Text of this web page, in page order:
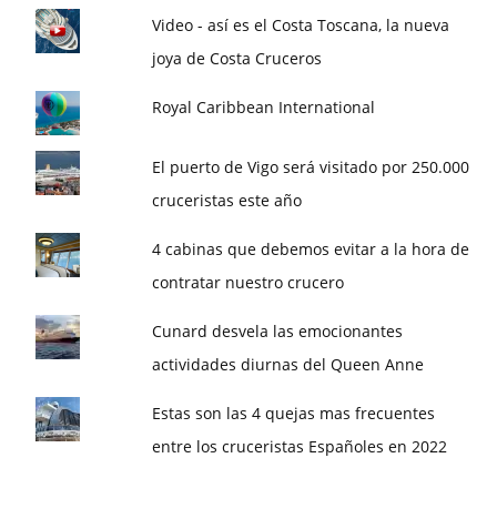
Video - así es el Costa Toscana, la nueva
joya de Costa Cruceros
Royal Caribbean International
El puerto de Vigo será visitado por 250.000
cruceristas este año
4 cabinas que debemos evitar a la hora de
contratar nuestro crucero
Cunard desvela las emocionantes
actividades diurnas del Queen Anne
Estas son las 4 quejas mas frecuentes
entre los cruceristas Españoles en 2022